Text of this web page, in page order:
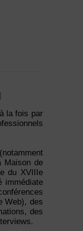
la fois par
Maison de
du XVIIIe
immédiate
Web), des
des